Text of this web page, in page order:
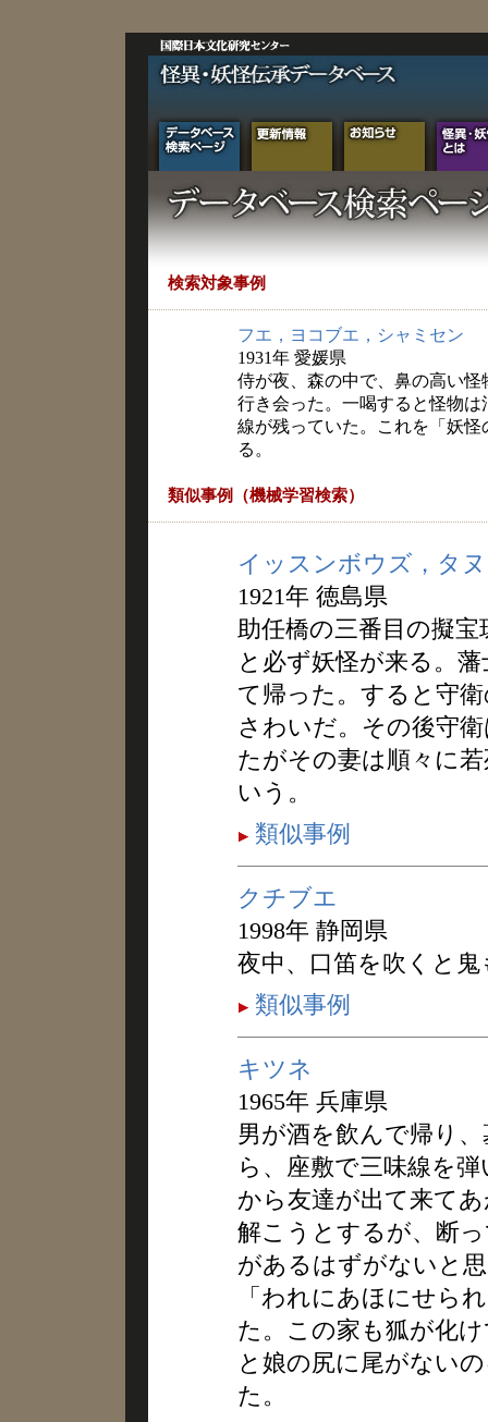
検索対象事例
フエ，ヨコブエ，シャミセン
1931年 愛媛県
侍が夜、森の中で、鼻の高い
行き会った。一喝すると怪物
線が残っていた。これを「妖
る。
類似事例（機械学習検索）
イッスンボウズ，タ
1921年 徳島県
助任橋の三番目の擬
と必ず妖怪が来る。
て帰った。すると守
さわいだ。その後守
たがその妻は順々に
いう。
類似事例
クチブエ
1998年 静岡県
夜中、口笛を吹くと
類似事例
キツネ
1965年 兵庫県
男が酒を飲んで帰り
ら、座敷で三味線を
から友達が出て来て
解こうとするが、断
があるはずがないと
「われにあほにせら
た。この家も狐が化
と娘の尻に尾がない
た。